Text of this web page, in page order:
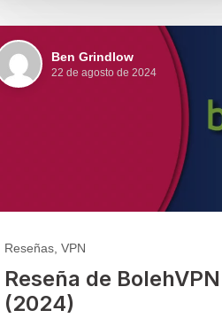
Ben Grindlow
22 de agosto de 2024
Reseñas, VPN
Reseña de BolehVPN
(2024)